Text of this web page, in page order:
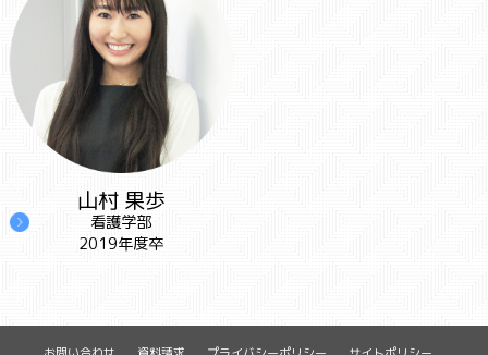
山村 果歩
看護学部
2019年度卒